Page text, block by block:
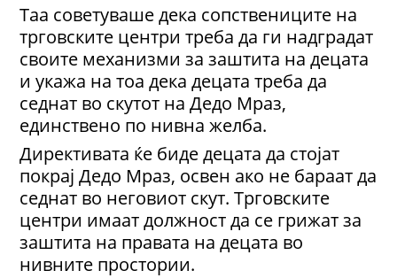
Таа советуваше дека сопствениците на
трговските центри треба да ги надградат
своите механизми за заштита на децата
и укажа на тоа дека децата треба да
седнат во скутот на Дедо Мраз,
единствено по нивна желба.
Директивата ќе биде децата да стојат
покрај Дедо Мраз, освен ако не бараат да
седнат во неговиот скут. Трговските
центри имаат должност да се грижат за
заштита на правата на децата во
нивните простории.